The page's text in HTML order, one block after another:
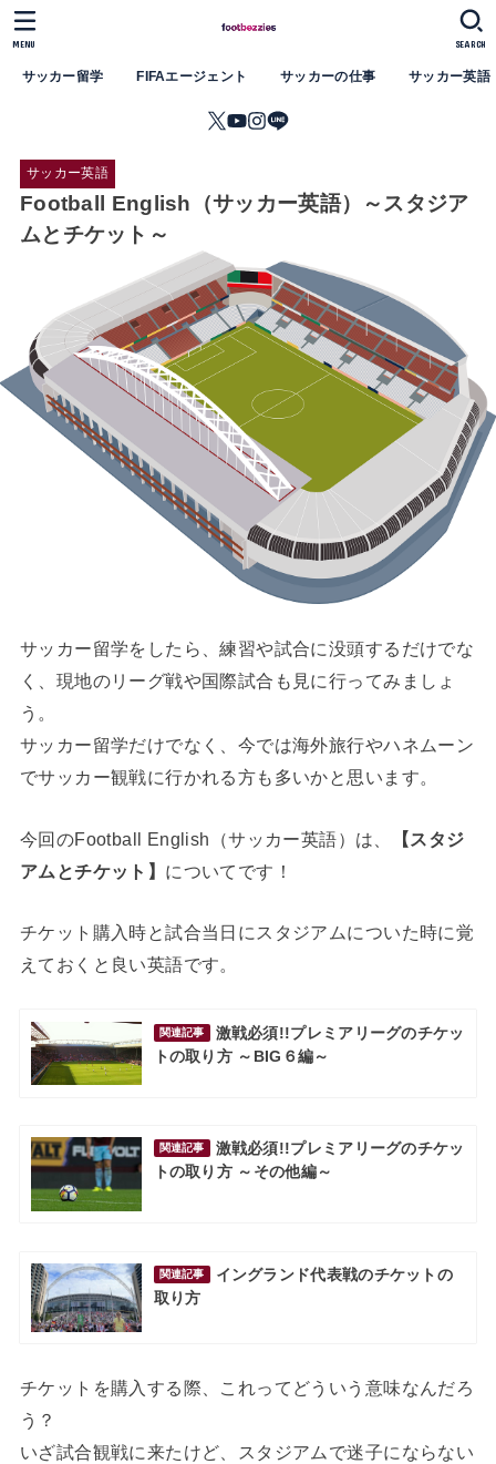
サッカー留学 FIFAエージェント サッカーの仕事 サッカー英語
SEARCH
MENU
サッカー英語
Football English（サッカー英語）～スタジア
ムとチケット～
サッカー留学をしたら、練習や試合に没頭するだけでな
く、現地のリーグ戦や国際試合も見に行ってみましょ
う。
サッカー留学だけでなく、今では海外旅行やハネムーン
でサッカー観戦に行かれる方も多いかと思います。
今回のFootball English（サッカー英語）は、
【スタジ
アムとチケット】 についてです！
チケット購入時と試合当日にスタジアムについた時に覚
えておくと良い英語です。
関連記事
激戦必須!!プレミアリーグのチケッ
トの取り方 ～BIG６編～
関連記事
激戦必須!!プレミアリーグのチケッ
トの取り方 ～その他編～
関連記事
イングランド代表戦のチケットの
取り方
チケットを購入する際、これってどういう意味なんだろ
う？
いざ試合観戦に来たけど、スタジアムで迷子にならない